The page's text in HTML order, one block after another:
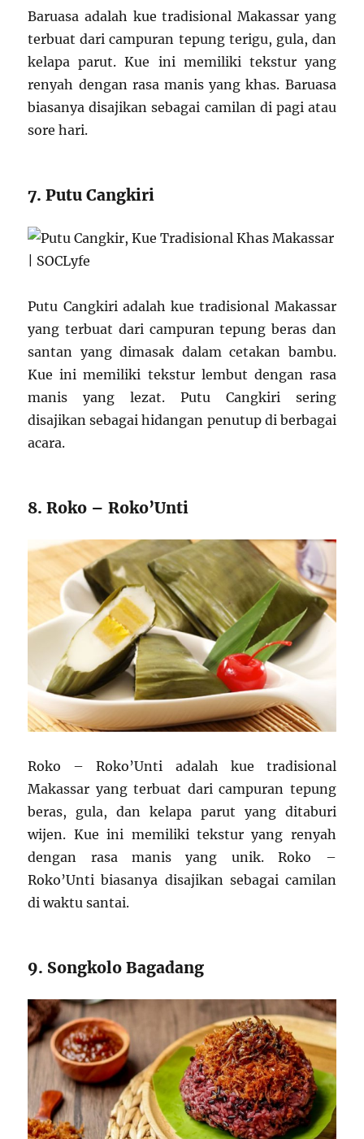
Baruasa adalah kue tradisional Makassar yang
terbuat dari campuran tepung terigu, gula, dan
kelapa parut. Kue ini memiliki tekstur yang
renyah dengan rasa manis yang khas. Baruasa
biasanya disajikan sebagai camilan di pagi atau
sore hari.
7. Putu Cangkiri
Putu Cangkiri adalah kue tradisional Makassar
yang terbuat dari campuran tepung beras dan
santan yang dimasak dalam cetakan bambu.
Kue ini memiliki tekstur lembut dengan rasa
manis yang lezat. Putu Cangkiri sering
disajikan sebagai hidangan penutup di berbagai
acara.
8. Roko – Roko’Unti
Roko – Roko’Unti adalah kue tradisional
Makassar yang terbuat dari campuran tepung
beras, gula, dan kelapa parut yang ditaburi
wijen. Kue ini memiliki tekstur yang renyah
dengan rasa manis yang unik. Roko –
Roko’Unti biasanya disajikan sebagai camilan
di waktu santai.
9. Songkolo Bagadang